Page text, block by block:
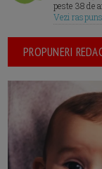
peste 38 de
Vezi
PROPUNERI